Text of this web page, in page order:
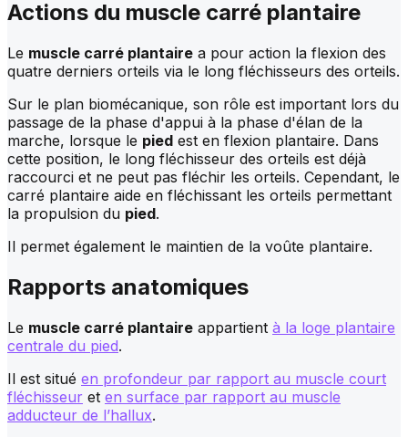
Actions du muscle carré plantaire
Le muscle carré plantaire a pour action la flexion des
quatre derniers orteils via le long fléchisseurs des orteils.
Sur le plan biomécanique, son rôle est important lors du
passage de la phase d'appui à la phase d'élan de la
marche, lorsque le pied est en flexion plantaire. Dans
cette position, le long fléchisseur des orteils est déjà
raccourci et ne peut pas fléchir les orteils. Cependant, le
carré plantaire aide en fléchissant les orteils permettant
la propulsion du pied.
Il permet également le maintien de la voûte plantaire.
Rapports anatomiques
Le muscle carré plantaire appartient à la loge plantaire
centrale du pied.
Il est situé en profondeur par rapport au muscle court
fléchisseur et en surface par rapport au muscle
adducteur de l’hallux.